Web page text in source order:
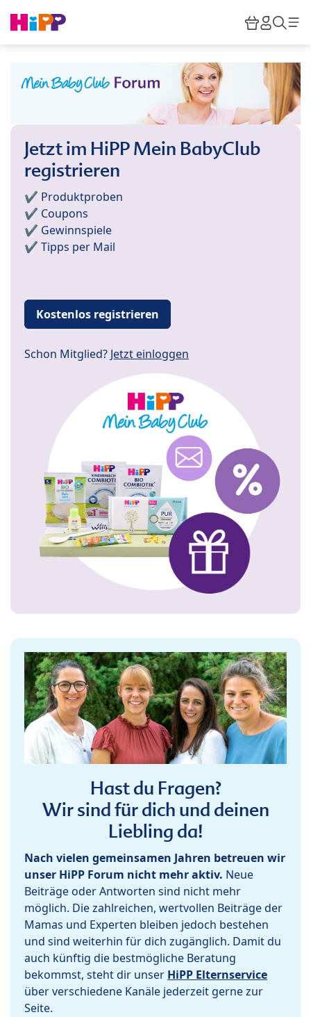
HiPP
Jetzt im HiPP Mein BabyClub
registrieren
✔️ Produktproben
✔️ Coupons
✔️ Gewinnspiele
✔️ Tipps per Mail
Kostenlos registrieren
Schon Mitglied? Jetzt einloggen
Hast du Fragen?
Wir sind für dich und deinen
Liebling da!
Nach vielen gemeinsamen Jahren betreuen wir
unser HiPP Forum nicht mehr aktiv. Neue
Beiträge oder Antworten sind nicht mehr
möglich. Die zahlreichen, wertvollen Beiträge der
Mamas und Experten bleiben jedoch bestehen
und sind weiterhin für dich zugänglich. Damit du
auch künftig die bestmögliche Beratung
bekommst, steht dir unser HiPP Elternservice
über verschiedene Kanäle jederzeit gerne zur
Seite.